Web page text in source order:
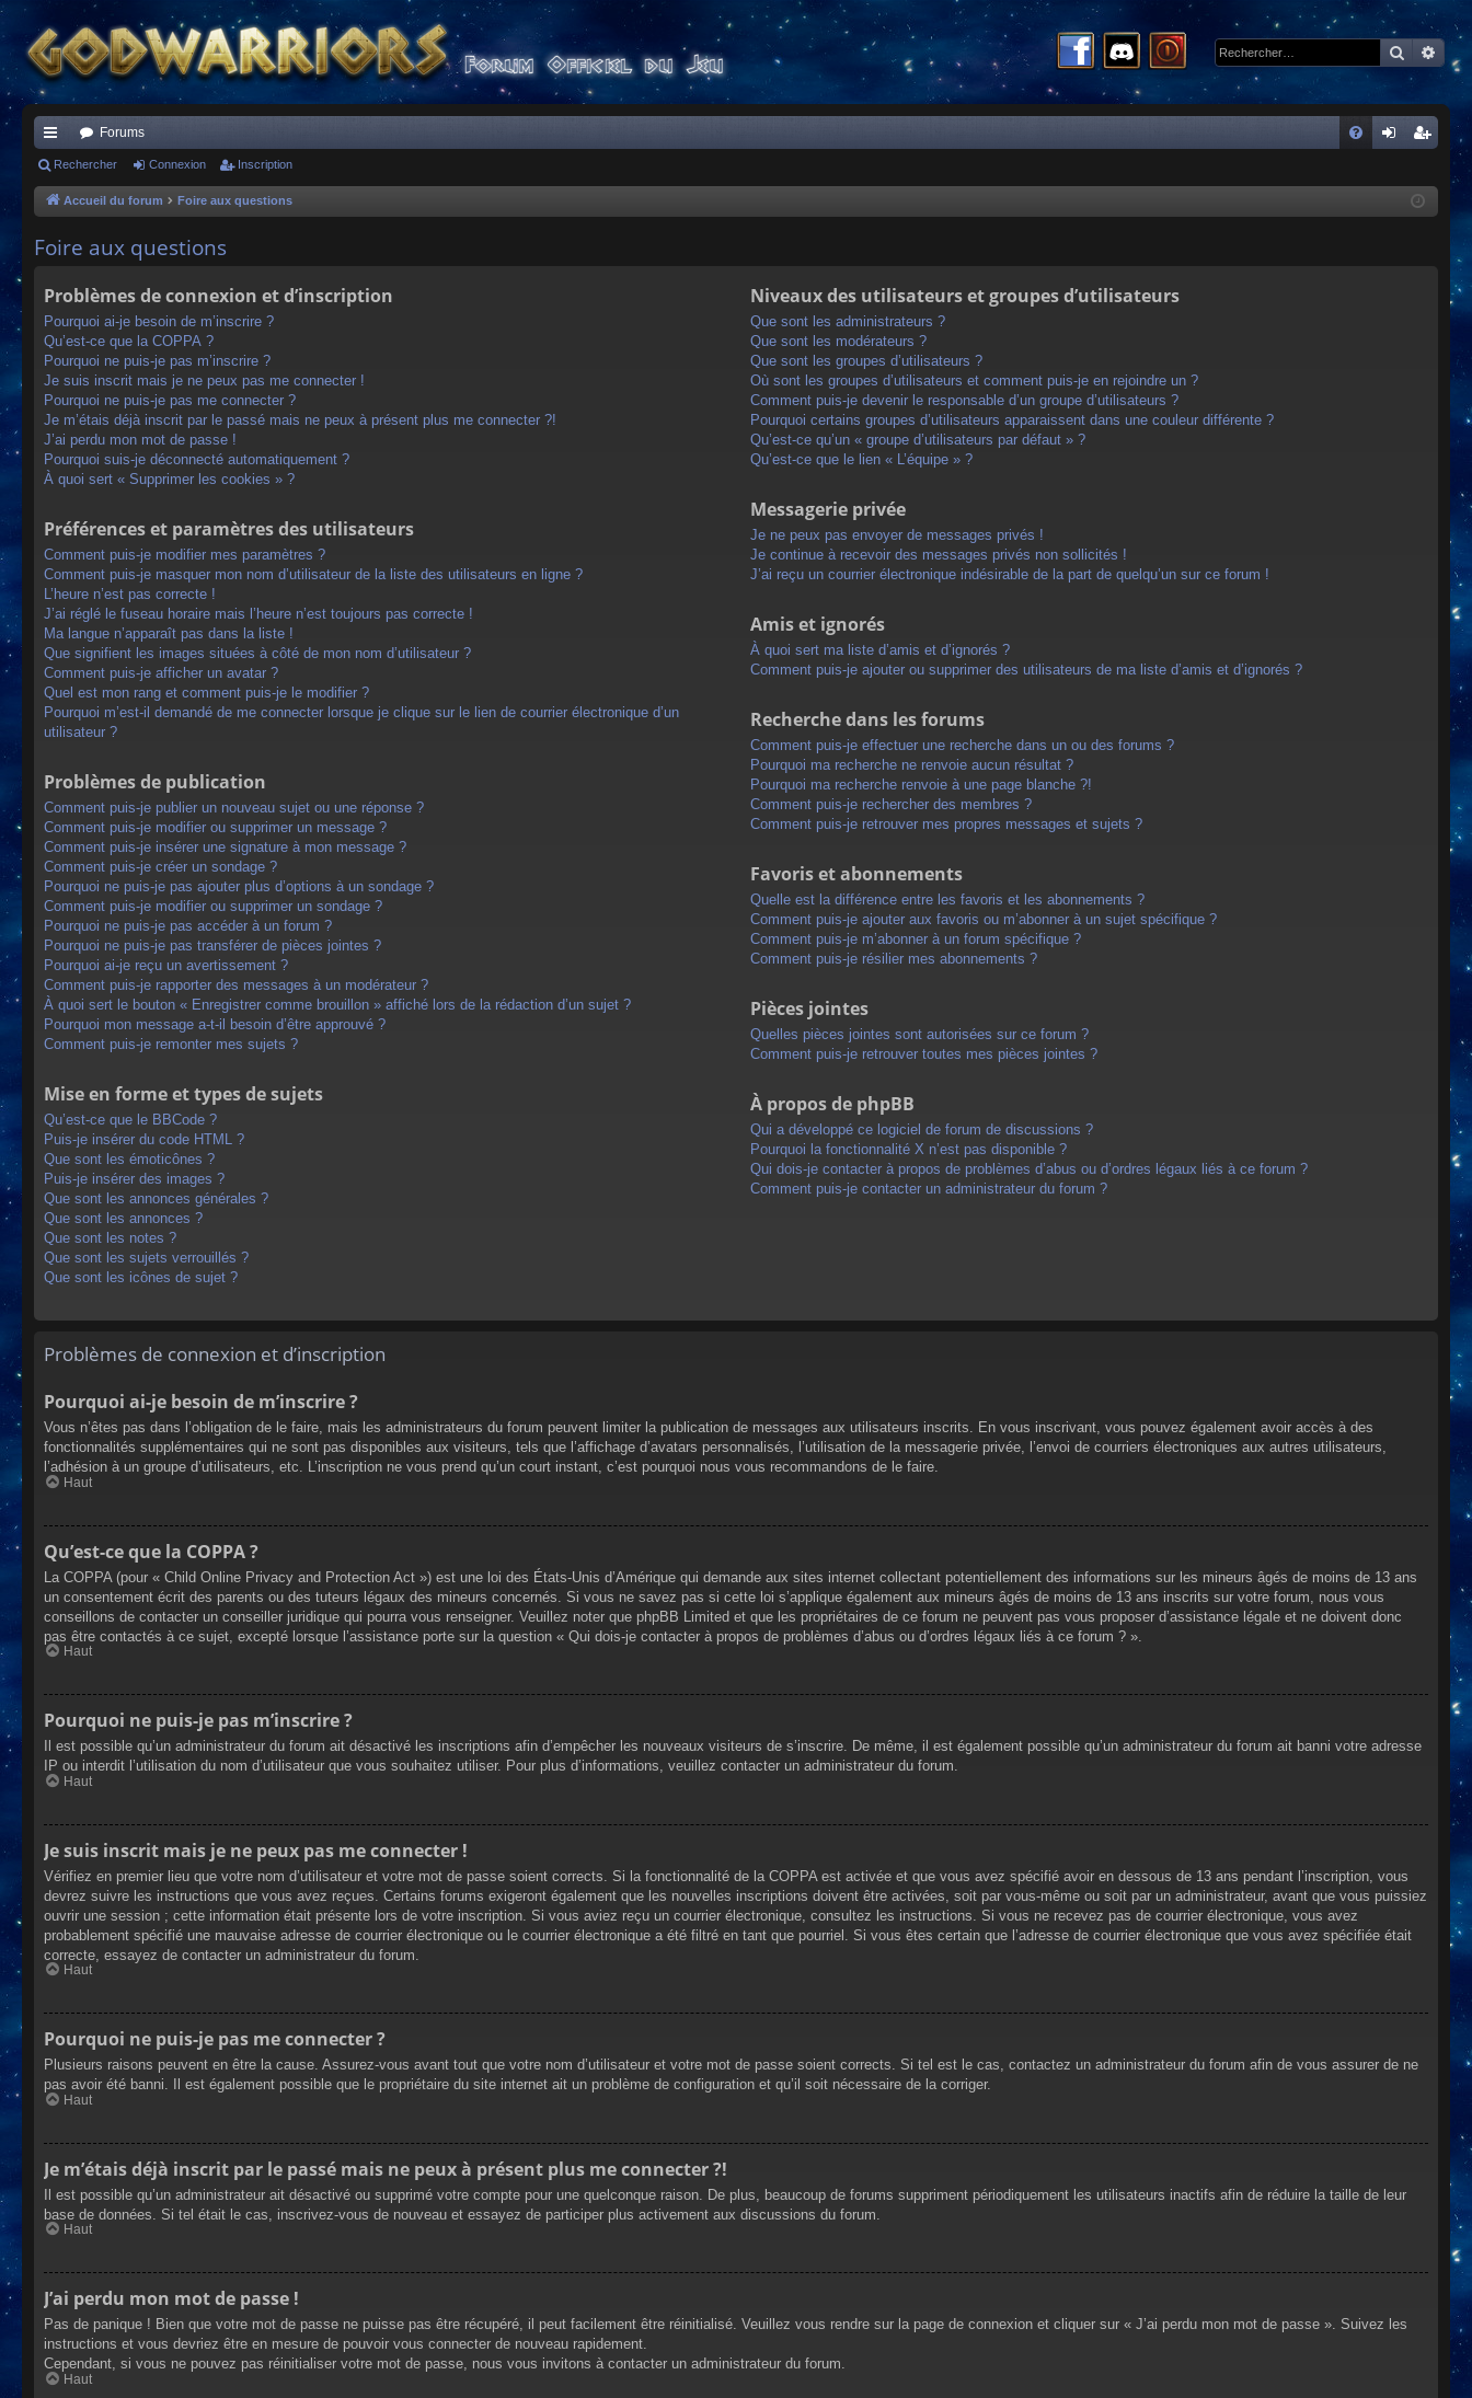
ac
co
s
Forums
cri
Rechercher Connexion Inscription
Accueil du forum Foire aux questions
Foire aux questions
Problèmes de connexion et d’inscription
Pourquoi ai-je besoin de m’inscrire ?
Qu’est-ce que la COPPA ?
Pourquoi ne puis-je pas m’inscrire ?
Je suis inscrit mais je ne peux pas me connecter !
Pourquoi ne puis-je pas me connecter ?
Je m’étais déjà inscrit par le passé mais ne peux à présent plus me connecter ?!
J’ai perdu mon mot de passe !
Pourquoi suis-je déconnecté automatiquement ?
À quoi sert « Supprimer les cookies » ?
Préférences et paramètres des utilisateurs
Comment puis-je modifier mes paramètres ?
Comment puis-je masquer mon nom d’utilisateur de la liste des utilisateurs en ligne ?
L’heure n’est pas correcte !
J’ai réglé le fuseau horaire mais l’heure n’est toujours pas correcte !
Ma langue n’apparaît pas dans la liste !
Que signifient les images situées à côté de mon nom d’utilisateur ?
Comment puis-je afficher un avatar ?
Quel est mon rang et comment puis-je le modifier ?
Pourquoi m’est-il demandé de me connecter lorsque je clique sur le lien de courrier électronique d’un
utilisateur ?
Problèmes de publication
Comment puis-je publier un nouveau sujet ou une réponse ?
Comment puis-je modifier ou supprimer un message ?
Comment puis-je insérer une signature à mon message ?
Comment puis-je créer un sondage ?
Pourquoi ne puis-je pas ajouter plus d’options à un sondage ?
Comment puis-je modifier ou supprimer un sondage ?
Pourquoi ne puis-je pas accéder à un forum ?
Pourquoi ne puis-je pas transférer de pièces jointes ?
Pourquoi ai-je reçu un avertissement ?
Comment puis-je rapporter des messages à un modérateur ?
À quoi sert le bouton « Enregistrer comme brouillon » affiché lors de la rédaction d’un sujet ?
Pourquoi mon message a-t-il besoin d’être approuvé ?
Comment puis-je remonter mes sujets ?
Mise en forme et types de sujets
Qu’est-ce que le BBCode ?
Puis-je insérer du code HTML ?
Que sont les émoticônes ?
Puis-je insérer des images ?
Que sont les annonces générales ?
Que sont les annonces ?
Que sont les notes ?
Que sont les sujets verrouillés ?
Que sont les icônes de sujet ?
Niveaux des utilisateurs et groupes d’utilisateurs
Que sont les administrateurs ?
Que sont les modérateurs ?
Que sont les groupes d’utilisateurs ?
Où sont les groupes d’utilisateurs et comment puis-je en rejoindre un ?
Comment puis-je devenir le responsable d’un groupe d’utilisateurs ?
Pourquoi certains groupes d’utilisateurs apparaissent dans une couleur différente ?
Qu’est-ce qu’un « groupe d’utilisateurs par défaut » ?
Qu’est-ce que le lien « L’équipe » ?
Messagerie privée
Je ne peux pas envoyer de messages privés !
Je continue à recevoir des messages privés non sollicités !
J’ai reçu un courrier électronique indésirable de la part de quelqu’un sur ce forum !
Amis et ignorés
À quoi sert ma liste d’amis et d’ignorés ?
Comment puis-je ajouter ou supprimer des utilisateurs de ma liste d’amis et d’ignorés ?
Recherche dans les forums
Comment puis-je effectuer une recherche dans un ou des forums ?
Pourquoi ma recherche ne renvoie aucun résultat ?
Pourquoi ma recherche renvoie à une page blanche ?!
Comment puis-je rechercher des membres ?
Comment puis-je retrouver mes propres messages et sujets ?
Favoris et abonnements
Quelle est la différence entre les favoris et les abonnements ?
Comment puis-je ajouter aux favoris ou m’abonner à un sujet spécifique ?
Comment puis-je m’abonner à un forum spécifique ?
Comment puis-je résilier mes abonnements ?
Pièces jointes
Quelles pièces jointes sont autorisées sur ce forum ?
Comment puis-je retrouver toutes mes pièces jointes ?
À propos de phpBB
Qui a développé ce logiciel de forum de discussions ?
Pourquoi la fonctionnalité X n’est pas disponible ?
Qui dois-je contacter à propos de problèmes d’abus ou d’ordres légaux liés à ce forum ?
Comment puis-je contacter un administrateur du forum ?
Problèmes de connexion et d’inscription
Pourquoi ai-je besoin de m’inscrire ?
Vous n’êtes pas dans l’obligation de le faire, mais les administrateurs du forum peuvent limiter la publication de messages aux utilisateurs inscrits. En vous inscrivant, vous pouvez également avoir accès à des
fonctionnalités supplémentaires qui ne sont pas disponibles aux visiteurs, tels que l’affichage d’avatars personnalisés, l’utilisation de la messagerie privée, l’envoi de courriers électroniques aux autres utilisateurs,
l’adhésion à un groupe d’utilisateurs, etc. L’inscription ne vous prend qu’un court instant, c’est pourquoi nous vous recommandons de le faire.
Haut
Qu’est-ce que la COPPA ?
La COPPA (pour « Child Online Privacy and Protection Act ») est une loi des États-Unis d’Amérique qui demande aux sites internet collectant potentiellement des informations sur les mineurs âgés de moins de 13 ans
un consentement écrit des parents ou des tuteurs légaux des mineurs concernés. Si vous ne savez pas si cette loi s’applique également aux mineurs âgés de moins de 13 ans inscrits sur votre forum, nous vous
conseillons de contacter un conseiller juridique qui pourra vous renseigner. Veuillez noter que phpBB Limited et que les propriétaires de ce forum ne peuvent pas vous proposer d’assistance légale et ne doivent donc
pas être contactés à ce sujet, excepté lorsque l’assistance porte sur la question « Qui dois-je contacter à propos de problèmes d’abus ou d’ordres légaux liés à ce forum ? ».
Haut
Pourquoi ne puis-je pas m’inscrire ?
Il est possible qu’un administrateur du forum ait désactivé les inscriptions afin d’empêcher les nouveaux visiteurs de s’inscrire. De même, il est également possible qu’un administrateur du forum ait banni votre adresse
IP ou interdit l’utilisation du nom d’utilisateur que vous souhaitez utiliser. Pour plus d’informations, veuillez contacter un administrateur du forum.
Haut
Je suis inscrit mais je ne peux pas me connecter !
Vérifiez en premier lieu que votre nom d’utilisateur et votre mot de passe soient corrects. Si la fonctionnalité de la COPPA est activée et que vous avez spécifié avoir en dessous de 13 ans pendant l’inscription, vous
devrez suivre les instructions que vous avez reçues. Certains forums exigeront également que les nouvelles inscriptions doivent être activées, soit par vous-même ou soit par un administrateur, avant que vous puissiez
ouvrir une session ; cette information était présente lors de votre inscription. Si vous aviez reçu un courrier électronique, consultez les instructions. Si vous ne recevez pas de courrier électronique, vous avez
probablement spécifié une mauvaise adresse de courrier électronique ou le courrier électronique a été filtré en tant que pourriel. Si vous êtes certain que l’adresse de courrier électronique que vous avez spécifiée était
correcte, essayez de contacter un administrateur du forum.
Haut
Pourquoi ne puis-je pas me connecter ?
Plusieurs raisons peuvent en être la cause. Assurez-vous avant tout que votre nom d’utilisateur et votre mot de passe soient corrects. Si tel est le cas, contactez un administrateur du forum afin de vous assurer de ne
pas avoir été banni. Il est également possible que le propriétaire du site internet ait un problème de configuration et qu’il soit nécessaire de la corriger.
Haut
Je m’étais déjà inscrit par le passé mais ne peux à présent plus me connecter ?!
Il est possible qu’un administrateur ait désactivé ou supprimé votre compte pour une quelconque raison. De plus, beaucoup de forums suppriment périodiquement les utilisateurs inactifs afin de réduire la taille de leur
base de données. Si tel était le cas, inscrivez-vous de nouveau et essayez de participer plus activement aux discussions du forum.
Haut
J’ai perdu mon mot de passe !
Pas de panique ! Bien que votre mot de passe ne puisse pas être récupéré, il peut facilement être réinitialisé. Veuillez vous rendre sur la page de connexion et cliquer sur « J’ai perdu mon mot de passe ». Suivez les
instructions et vous devriez être en mesure de pouvoir vous connecter de nouveau rapidement.
Cependant, si vous ne pouvez pas réinitialiser votre mot de passe, nous vous invitons à contacter un administrateur du forum.
Haut